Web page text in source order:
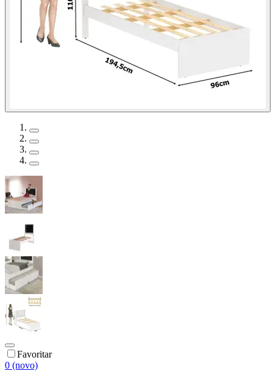
Favoritar
0 (novo)